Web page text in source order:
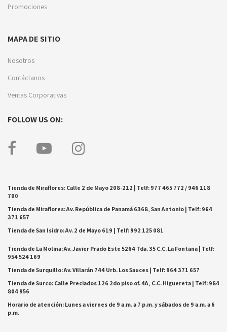
Promociones
MAPA DE SITIO
Nosotros
Contáctanos
Ventas Corporativas
FOLLOW US ON:
Tienda de Miraflores: Calle 2 de Mayo 208-212 | Telf: 977 465 772 / 946 118
700
Tienda de Miraflores: Av. República de Panamá 6368, San Antonio | Telf: 964
371 657
Tienda de San Isidro: Av. 2 de Mayo 619 | Telf: 992 125 081
Tienda de La Molina: Av. Javier Prado Este 5264 Tda. 35 C.C. La Fontana | Telf:
954 524 169
Tienda de Surquillo: Av. Villarán 744 Urb. Los Sauces | Telf: 964 371 657
Tienda de Surco: Calle Preciados 126 2do piso of. 4A, C.C. Higuereta | Telf: 984
804 956
Horario de atención: Lunes a viernes de 9 a.m. a 7 p.m. y sábados de 9 a.m. a 6
p.m.